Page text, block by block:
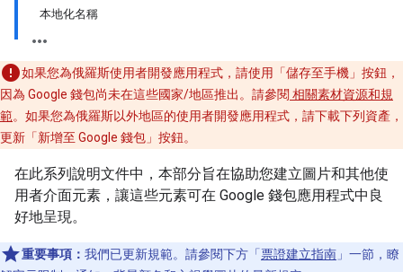
本地化名稱
如果您為俄羅斯使用者開發應用程式，請使用「儲存至手機」按鈕，
因為 Google 錢包尚未在這些國家/地區推出。請參閱 相關素材資源和規
範。如果您為俄羅斯以外地區的使用者開發應用程式，請下載下列資產，
更新「新增至 Google 錢包」 按鈕。
在此系列說明文件中，本部分旨在協助您建立圖片和其他使
用者介面元素，讓這些元素可在 Google 錢包應用程式中良
好地呈現。
重要事項： 我們已更新規範。請參閱下方「 票證建立指南 」一節，瞭